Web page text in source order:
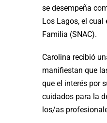
se desempeña
Los Lagos, el
Familia (SNAC).
Carolina recibió
manifiestan que
que el interés por
cuidados para la
los/as